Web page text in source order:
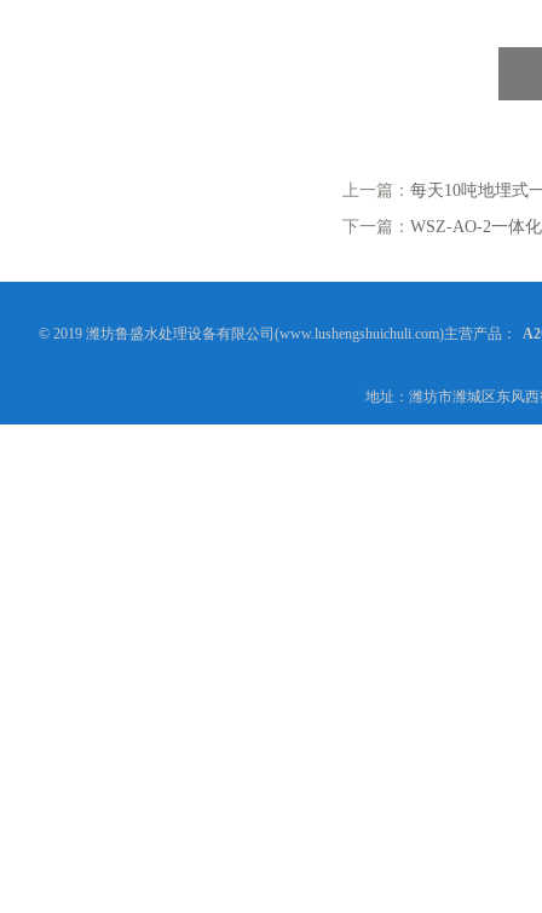
上一篇： 每天10吨地埋式
下一篇： WSZ-AO-2一体
© 2019 潍坊鲁盛水处理设备有限公司(www.lushengshuichuli.com)主营产品：
地址：潍坊市潍城区东风